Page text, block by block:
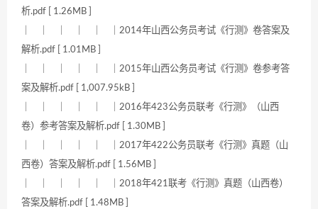
析.pdf [ 1.26MB ]
｜ ｜ ｜ ｜ ｜ ｜2014年山西公务员考试《行测》卷答案及
解析.pdf [ 1.01MB ]
｜ ｜ ｜ ｜ ｜ ｜2015年山西公务员考试《行测》卷参考答
案及解析.pdf [ 1,007.95kB ]
｜ ｜ ｜ ｜ ｜ ｜2016年423公务员联考《行测》（山西
卷）参考答案及解析.pdf [ 1.30MB ]
｜ ｜ ｜ ｜ ｜ ｜2017年422公务员联考《行测》真题（山
西卷）答案及解析.pdf [ 1.56MB ]
｜ ｜ ｜ ｜ ｜ ｜2018年421联考《行测》真题（山西卷）
答案及解析.pdf [ 1.48MB ]